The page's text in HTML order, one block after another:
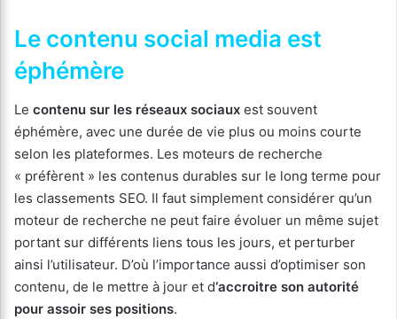
Le contenu social media est
éphémère
Le contenu sur les réseaux sociaux est souvent
éphémère, avec une durée de vie plus ou moins courte
selon les plateformes. Les moteurs de recherche
« préfèrent » les contenus durables sur le long terme pour
les classements SEO. Il faut simplement considérer qu’un
moteur de recherche ne peut faire évoluer un même sujet
portant sur différents liens tous les jours, et perturber
ainsi l’utilisateur. D’où l’importance aussi d’optimiser son
contenu, de le mettre à jour et d‘accroitre son autorité
pour assoir ses positions.